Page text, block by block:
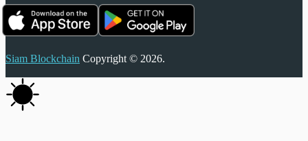
Siam Blockchain Copyright © 2026.